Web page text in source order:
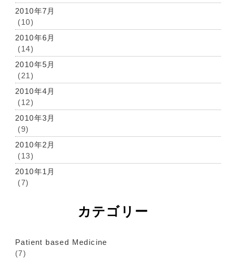
2010年7月
(10)
2010年6月
(14)
2010年5月
(21)
2010年4月
(12)
2010年3月
(9)
2010年2月
(13)
2010年1月
(7)
カテゴリー
Patient based Medicine
(7)